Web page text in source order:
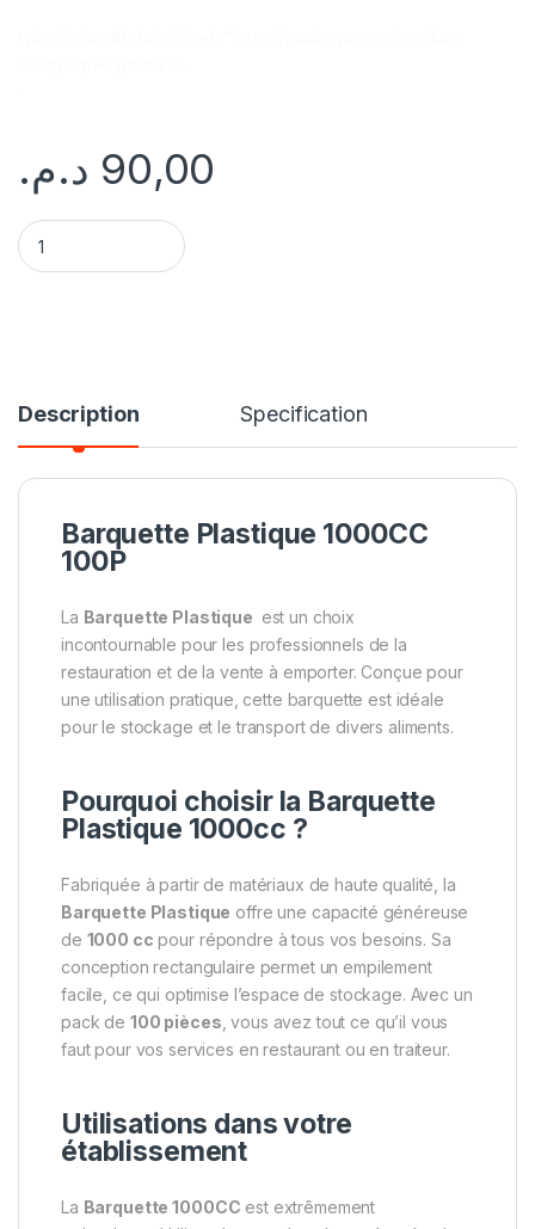
90,00 د.م.
Barquette Plastique 1000CC 100P quantity
Description Specification
Barquette Plastique 1000CC
100P
La Barquette Plastique est un choix
incontournable pour les professionnels de la
restauration et de la vente à emporter. Conçue pour
une utilisation pratique, cette barquette est idéale
pour le stockage et le transport de divers aliments.
Pourquoi choisir la Barquette
Plastique 1000cc ?
Fabriquée à partir de matériaux de haute qualité, la
Barquette Plastique offre une capacité généreuse
de 1000 cc pour répondre à tous vos besoins. Sa
conception rectangulaire permet un empilement
facile, ce qui optimise l’espace de stockage. Avec un
pack de 100 pièces , vous avez tout ce qu’il vous
faut pour vos services en restaurant ou en traiteur.
Utilisations dans votre
établissement
La Barquette 1000CC est extrêmement